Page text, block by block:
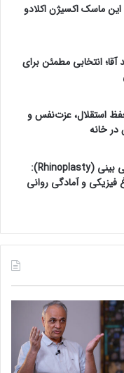
ماسک اکسیژن اکلادو
آقا؛ انتخابی مطمئن برای
حفظ استقلال، عزت‌نفس و
در خانه
بهترین سن برای جراحی بینی (Rhinoplasty):
فیزیکی و آمادگی روانی